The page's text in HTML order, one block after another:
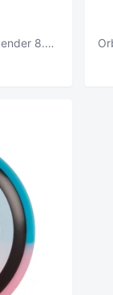
Sloth Son Of Planchette Black/Lavender 8.375" Skateboard Deck